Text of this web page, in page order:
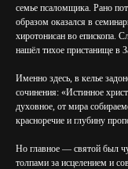
семье псаломщика. Рано
образом оказался в
хиротонисан во епископа.
нашёл тихое пристанище в
Именно здесь, в келье
сочинения: «Истинное
духовное, от мира
красноречие и глубину
Но главное — святой был
толпами за исцелением и